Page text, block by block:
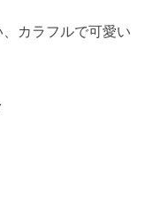
カラフルで可愛い